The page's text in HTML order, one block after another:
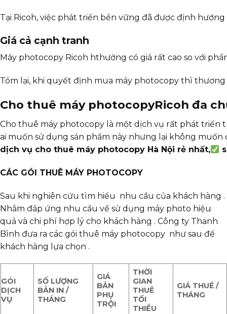
Tại Ricoh, việc phát triển bền vững đã được định
Giá cả cạnh tranh
Máy photocopy Ricoh hthường có giá rất cao so với
Tóm lại, khi quyết định mua máy photocopy thì
Cho thuê máy photocopyRicoh đa
Cho thuê máy photocopy là một dịch vụ rất phát triển
ai muốn sử dụng sản phẩm này nhưng lại không
dịch vụ cho thuê máy photocopy Hà Nội rẻ nhất,
CÁC GÓI THUÊ MÁY PHOTOCOPY
Sau khi nghiên cứu tìm hiểu nhu cầu của khách hàng .
Nhằm đáp ứng nhu cầu về sử dụng máy photo hiệu
quả và chi phí hợp lý cho khách hàng . Công ty Thanh
Bình đưa ra các gói thuê máy photocopy như sau để
khách hàng lựa chọn .
GÓI
DỊCH
VỤ
SỐ LƯỢNG
BẢN IN /
THÁNG
GIÁ
BẢN
PHỤ
TRỘI
THỜI
GIAN
THUÊ
TỐI
THIỂU
GIÁ THUÊ /
THÁNG